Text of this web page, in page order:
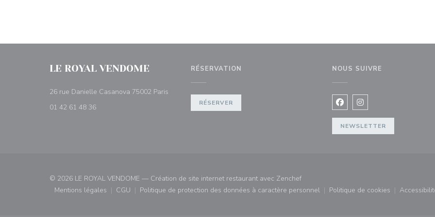
LE ROYAL VENDOME
26 rue Danielle Casanova 75002 Paris
01 42 61 48 36
RÉSERVATION
RÉSERVER
NOUS SUIVRE
Facebook ((ouvre une
Instagram ((ouvre une
NEWSLETTER
© 2026 LE ROYAL VENDOME — Création de site internet restaurant avec Zenchef((ouvre une nouvelle fenêtre))
Mentions légales
((ouvre une nouvelle fenêtre))
CGU
((ouvre une nouvelle fenêtre))
Politique de protection des données à caractère personnel
((ouvre une nouvelle fenêtre))
Politique de cookies
((ouvre une nouvelle